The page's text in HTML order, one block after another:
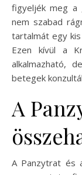
figyeljék meg a
nem szabad
tartalmát egy
Ezen kívül a
alkalmazható,
betegek
A
A Panzytrat és